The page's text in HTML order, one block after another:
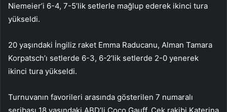
Niemeier’i 6-4, 7-5’lik setlerle mağlup ederek ikinci tura
yükseldi.
20 yaşındaki İngiliz raket Emma Raducanu, Alman Tamara
Korpatsch’ı setlerde 6-3, 6-2’lik setlerde 2-0 yenerek
ikinci tura yükseldi.
Turnuvanın favorileri arasında gösterilen 7 numaralı
seribaşı 18 yaşındaki ABD’li Coco Gauff, Çek rakibi Katerina